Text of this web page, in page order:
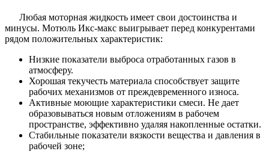
Любая моторная жидкость имеет свои достоинства и
минусы. Мотюль Икс-макс выигрывает перед конкурентами
рядом положительных характеристик:
Низкие показатели выброса отработанных газов в
атмосферу.
Хорошая текучесть материала способствует защите
рабочих механизмов от преждевременного износа.
Активные моющие характеристики смеси. Не дает
образовываться новым отложениям в рабочем
пространстве, эффективно удаляя накопленные остатки.
Стабильные показатели вязкости вещества и давления в
рабочей зоне;